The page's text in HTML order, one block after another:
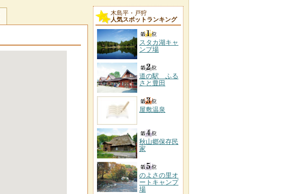
木島平・戸狩
人気スポットランキング
スタカ湖キャ
ンプ場
道の駅 ふる
さと豊田
屋敷温泉
秋山郷保存民
家
のよさの里オ
ートキャンプ
場